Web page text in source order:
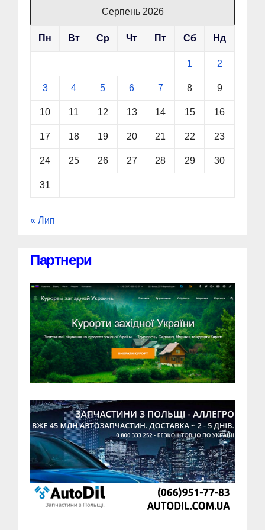
Серпень 2026
Пн Вт Ср Чт Пт Сб Нд
1 2
3 4 5 6 7 8 9
10 11 12 13 14 15 16
17 18 19 20 21 22 23
24 25 26 27 28 29 30
31
« Лип
Партнери